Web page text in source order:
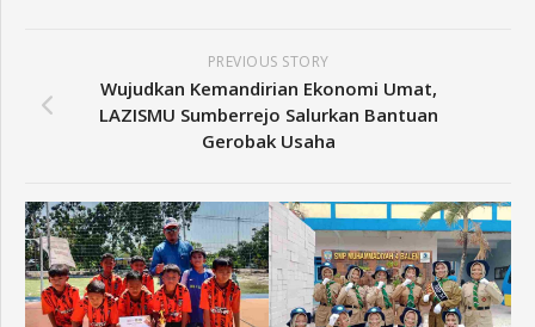
PREVIOUS STORY
Wujudkan Kemandirian Ekonomi Umat,
LAZISMU Sumberrejo Salurkan Bantuan
Gerobak Usaha